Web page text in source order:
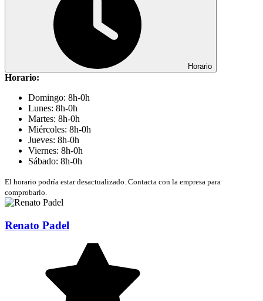
Horario
Horario:
Domingo: 8h-0h
Lunes: 8h-0h
Martes: 8h-0h
Miércoles: 8h-0h
Jueves: 8h-0h
Viernes: 8h-0h
Sábado: 8h-0h
El horario podría estar desactualizado. Contacta con la empresa para
comprobarlo.
Renato Padel